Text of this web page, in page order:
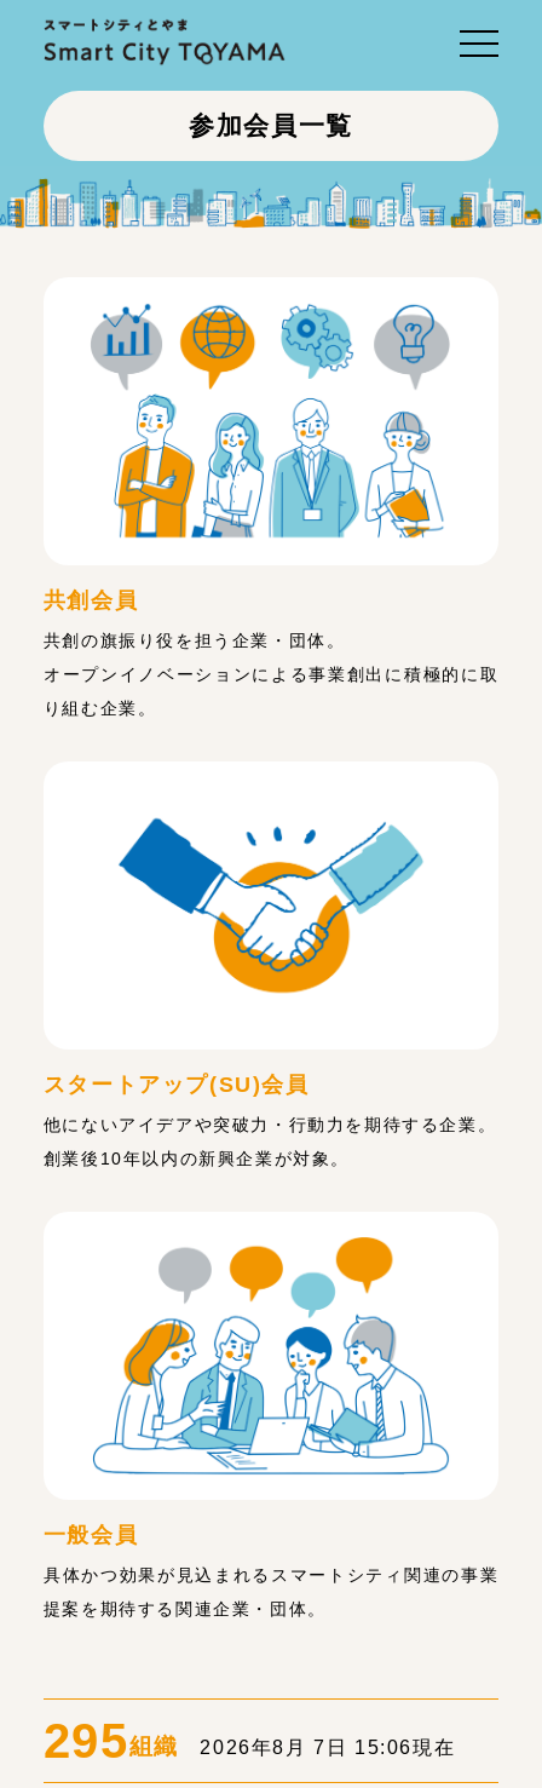
参加会員一覧
共創会員
共創の旗振り役を担う企業・団体。
オープンイノベーションによる事業創出に積極的に取
り組む企業。
スタートアップ(SU)会員
他にないアイデアや突破力・行動力を期待する企業。
創業後10年以内の新興企業が対象。
一般会員
具体かつ効果が見込まれるスマートシティ関連の事業
提案を期待する関連企業・団体。
295組織 2026年8月 7日 15:06現在